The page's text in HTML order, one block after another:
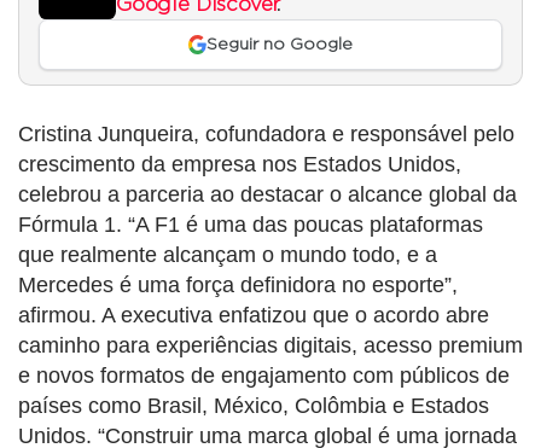
Google Discover.
Seguir no Google
Cristina Junqueira, cofundadora e responsável pelo
crescimento da empresa nos Estados Unidos,
celebrou a parceria ao destacar o alcance global da
Fórmula 1. “A F1 é uma das poucas plataformas
que realmente alcançam o mundo todo, e a
Mercedes é uma força definidora no esporte”,
afirmou. A executiva enfatizou que o acordo abre
caminho para experiências digitais, acesso premium
e novos formatos de engajamento com públicos de
países como Brasil, México, Colômbia e Estados
Unidos. “Construir uma marca global é uma jornada